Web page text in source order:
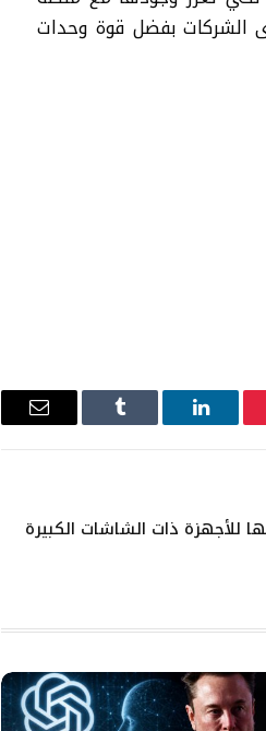
الشركات بفضل قوة وحدات
لينكدإن Tumblr البريد
للأجهزة ذات الشاشات الكبيرة